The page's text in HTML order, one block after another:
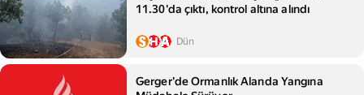
11.30'da çıktı, kontrol altına alındı
Dün
Gerger'de Ormanlık Alanda Yangına